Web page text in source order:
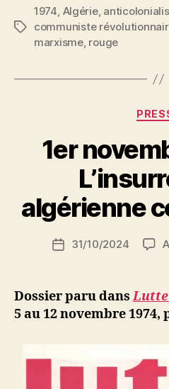
Étiquettes
1974, Algérie,
communiste
marxisme, rouge
1er
algérienne
Date31/10/2024
Dossier paru dans
5 au 12 novembre 1974,